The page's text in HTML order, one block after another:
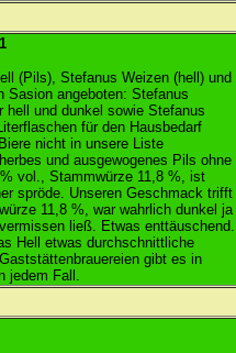
(Pils), Stefanus Weizen (hell) und
Sasion angeboten: Stefanus
und dunkel sowie Stefanus
für den Hausbedarf
nicht in unsere Liste
und ausgewogenes Pils ohne
vol., Stammwürze 11,8 %, ist
spröde. Unseren Geschmack trifft
11,8 %, war wahrlich dunkel ja
ließ. Etwas enttäuschend.
Hell etwas durchschnittliche
gibt es in
jedem Fall.